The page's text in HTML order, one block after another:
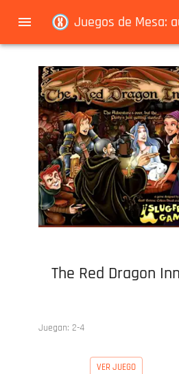
Juegos de Mesa:
The Red Dragon Inn
Juegan: 2-4
VER JUEGO